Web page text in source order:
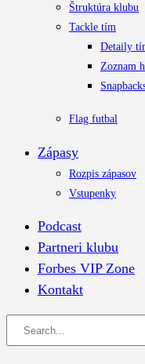
Štruktúra klubu
Tackle tím
Detaily
Zoznam
Flag futbal
Zápasy
Rozpis zápasov
Vstupenky
Podcast
Partneri klubu
Forbes VIP Zone
Kontakt